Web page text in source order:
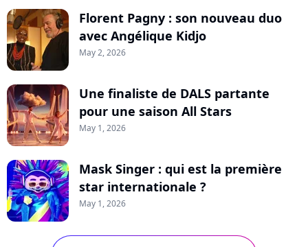
Florent Pagny : son nouveau duo
avec Angélique Kidjo
May 2, 2026
Une finaliste de DALS partante
pour une saison All Stars
May 1, 2026
Mask Singer : qui est la première
star internationale ?
May 1, 2026